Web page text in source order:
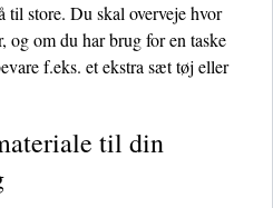
til store. Du skal overveje hvor
og om du har brug for en taske
f.eks. et ekstra sæt tøj eller
til din